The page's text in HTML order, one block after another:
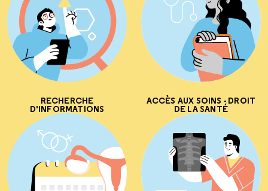
RECHERCHE
D'INFORMATIONS
ACCÈS AUX SOINS - DROIT
DE LA SANTÉ